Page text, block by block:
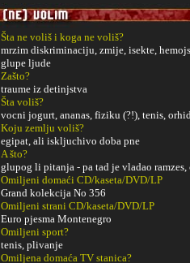
Šta ne voliš i koga ne voliš?
mrzim diskriminaciju, zmije, isekte,
glupe ljude
Zašto?
traume iz detinjstva
Šta voliš?
vocni jogurt, ananas, fiziku (?!), tenis,
Koju zemlju voliš?
egipat, ali iskljuchivo doba pne
A što?
glupog li pitanja - pa tad je vladao ramzes,
Omiljeni domaći CD/kaseta/DVD/LP
Grand kolekcija No 356
Omiljeni strani CD/kaseta/DVD/LP
Euro pjesma Montenegro
Omiljeni sport?
tenis, plivanje
Omiljena domaća TV stanica?